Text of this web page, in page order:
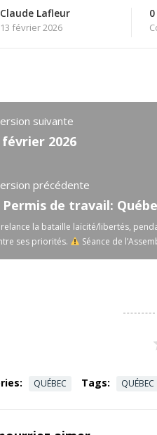
Claude Lafleur
13 février 2026
0
suivante
février 2026
précédente
Permis de travail: Québec
relance la bataille laïcité/libertés,
ses priorités.
Séance de
QUÉBEC Tags: QUÉBEC